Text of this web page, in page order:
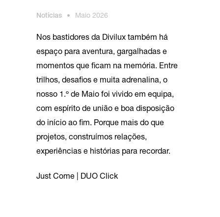
Notícias • Maio 2026
Nos bastidores da Divilux também há
espaço para aventura, gargalhadas e
momentos que ficam na memória. Entre
trilhos, desafios e muita adrenalina, o
nosso 1.º de Maio foi vivido em equipa,
com espírito de união e boa disposição
do início ao fim. Porque mais do que
projetos, construímos relações,
experiências e histórias para recordar.
Just Come | DUO Click